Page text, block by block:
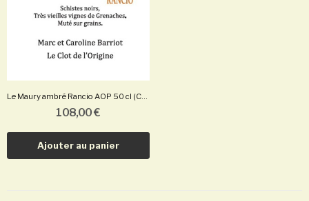
Le Maury ambré Rancio AOP 50 cl (Carton de 3...
108,00 €
Ajouter au panier